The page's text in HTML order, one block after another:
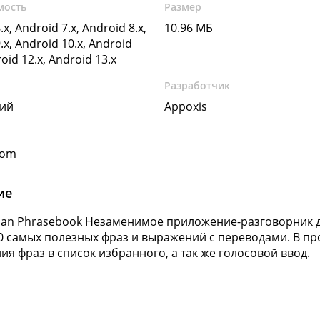
Android 7.x, Android 8.x,
Android 10.x, Android
12.x, Android 13.x
Размер
10.96 МБ
Разработчик
Appoxis
Phrasebook Незаменимое приложение-разговорник
самых полезных фраз и выражений с переводами. В
фраз в список избранного, а так же голосовой ввод.